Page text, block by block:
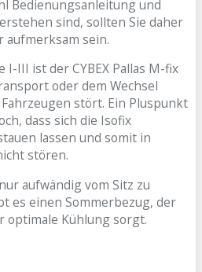
Bedienungsanleitung und
sind, sollten Sie daher
aufmerksam sein.
I-III ist der CYBEX Pallas M-fix
oder dem Wechsel
stört. Ein Pluspunkt
dass sich die Isofix
lassen und somit in
stören.
aufwändig vom Sitz zu
es einen Sommerbezug, der
optimale Kühlung sorgt.